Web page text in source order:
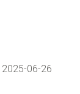
2025-06-26